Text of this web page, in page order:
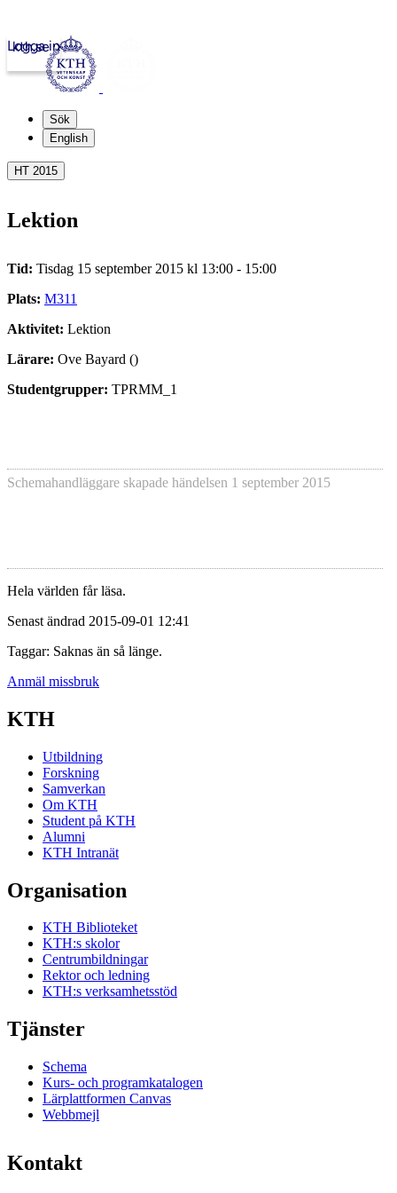
kth.se
Logga in
Sök
English
HT 2015
Lektion
Tid: Tisdag 15 september 2015 kl 13:00 - 15:00
Plats: M311
Aktivitet: Lektion
Lärare: Ove Bayard ()
Studentgrupper: TPRMM_1
Schemahandläggare skapade händelsen 1 september 2015
Hela världen får läsa.
Senast ändrad 2015-09-01 12:41
Taggar: Saknas än så länge.
Anmäl missbruk
KTH
Utbildning
Forskning
Samverkan
Om KTH
Student på KTH
Alumni
KTH Intranät
Organisation
KTH Biblioteket
KTH:s skolor
Centrumbildningar
Rektor och ledning
KTH:s verksamhetsstöd
Tjänster
Schema
Kurs- och programkatalogen
Lärplattformen Canvas
Webbmejl
Kontakt